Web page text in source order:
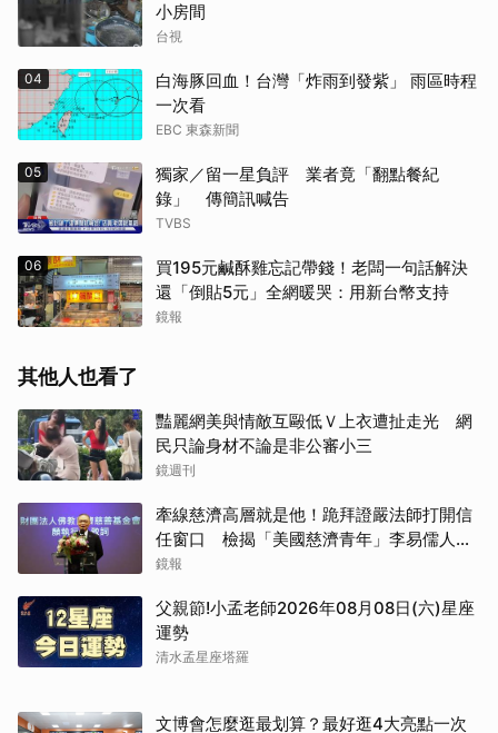
小房間
台視
04
白海豚回血！台灣「炸雨到發紫」 雨區時程
一次看
EBC 東森新聞
05
獨家／留一星負評 業者竟「翻點餐紀
錄」 傳簡訊喊告
TVBS
06
買195元鹹酥雞忘記帶錢！老闆一句話解決
還「倒貼5元」全網暖哭：用新台幣支持
鏡報
其他人也看了
豔麗網美與情敵互毆低Ｖ上衣遭扯走光 網
民只論身材不論是非公審小三
鏡週刊
牽線慈濟高層就是他！跪拜證嚴法師打開信
任窗口 檢揭「美國慈濟青年」李易儒人脈
網絡
鏡報
父親節!小孟老師2026年08月08日(六)星座
運勢
清水孟星座塔羅
文博會怎麼逛最划算？最好逛4大亮點一次